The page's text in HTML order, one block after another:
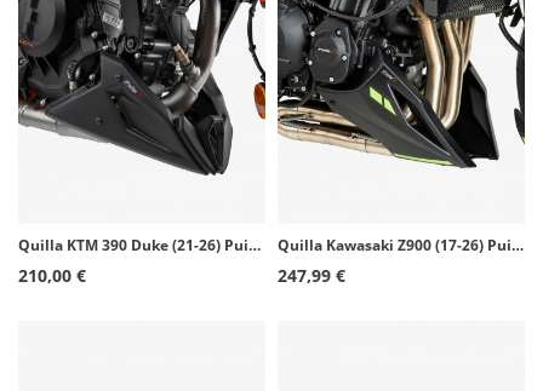
Quilla KTM 390 Duke (21-26) Puig Negro mate 22469J
210,00 €
Quilla Kawasaki Z900 (17-26) Puig Negro Mate 22732J
247,99 €